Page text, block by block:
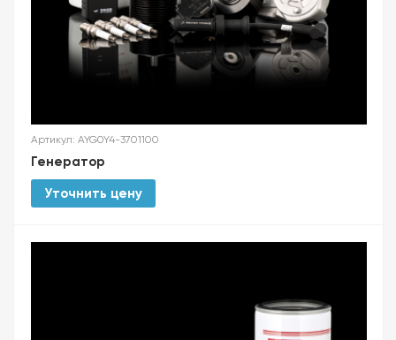
Артикул: AYG0Y4-3701100
Генератор
Уточнить цену